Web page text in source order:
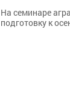
На семинаре
подготовку к